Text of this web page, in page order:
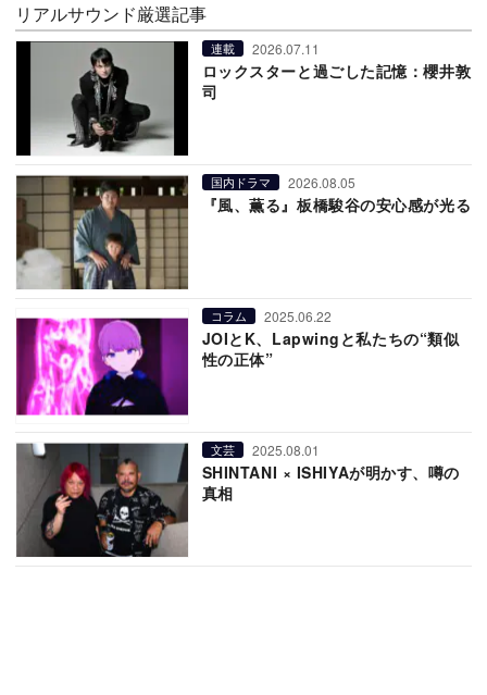
リアルサウンド厳選記事
連載 2026.07.11
ロックスターと過ごした記憶：櫻井敦
司
国内ドラマ 2026.08.05
『風、薫る』板橋駿谷の安心感が光る
コラム 2025.06.22
JOIとK、Lapwingと私たちの“類似
性の正体”
文芸 2025.08.01
SHINTANI × ISHIYAが明かす、噂の
真相